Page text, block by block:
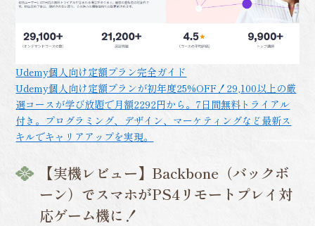
Udemy個人向け定額プラン完全ガイド
Udemy個人向け定額プランが初年度25%OFF！29,100以上の厳
選コースが学び放題で月額2292円から。7日間無料トライアル
付き。プログラミング、デザイン、マーケティングなど最新ス
キルでキャリアアップを実現。
【実機レビュー】Backbone（バックボ
ーン）でスマホがPS4リモートプレイ対
応ゲーム機に！